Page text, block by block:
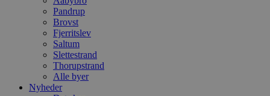
Pandrup
Brovst
Fjerritslev
Saltum
Slettestrand
Thorupstrand
Alle byer
Nyheder